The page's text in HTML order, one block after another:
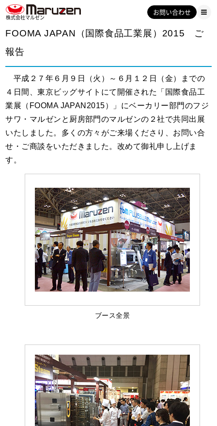
株式会社マルゼン
お問い合わせ
FOOMA JAPAN（国際食品工業展）2015 ご
報告
平成２７年６月９日（火）～６月１２日（金）までの
４日間、東京ビッグサイトにて開催された「国際食品工
業展（FOOMA JAPAN2015）」にベーカリー部門のフジ
サワ・マルゼンと厨房部門のマルゼンの２社で共同出展
いたしました。多くの方々がご来場くださり、お問い合
せ・ご商談をいただきました。改めて御礼申し上げま
す。
ブース全景